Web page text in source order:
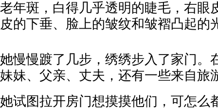
老年斑，白得几乎透明的睫毛，右眼
皮的下垂、脸上的皱纹和皱褶凸起的
她慢慢踱了几步，绣绣步入了家门。
妹妹、父亲、丈夫，还有一些来自旅
她试图拉开房门想摸摸他们，可怎么